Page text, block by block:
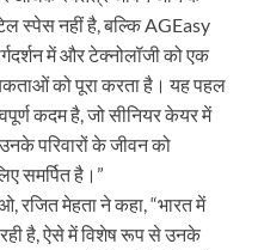
स्पेस नहीं है, बल्कि AGEasy
में और टेक्नोलॉजी को एक
को पूरा करता है। यह पहल
कदम है, जो सीनियर केयर में
परिवारों के जीवन को
समर्पित है।”
रजित मेहता ने कहा, “भारत में
रही है, ऐसे में विशेष रूप से उनके